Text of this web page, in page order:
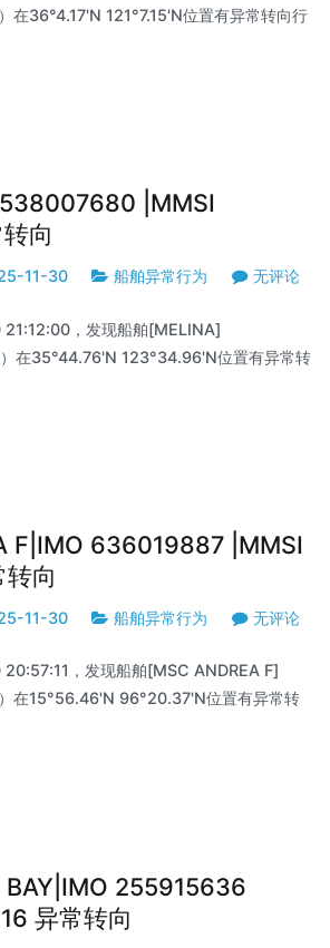
在36°4.17'N 121°7.15'N位置有异常转向行
|MMSI
向
11-30 船舶异常行为 无评论
，发现船舶[MELINA]
在35°44.76'N 123°34.96'N位置有异常转
F|IMO 636019887 |MMSI
向
11-30 船舶异常行为 无评论
，发现船舶[MSC ANDREA F]
在15°56.46'N 96°20.37'N位置有异常转
BAY|IMO 255915636
异常转向